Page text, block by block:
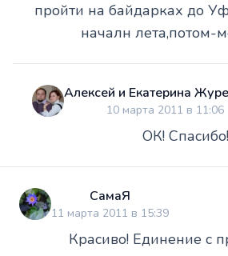
пройти на байдарках до
началн лета,потом-
Алексей и Екатерина
10 марта 2011 в 11:06
ОК! Спасибо!
СамаЯ
11 марта 2011 в 15:39
Красиво! Единение с